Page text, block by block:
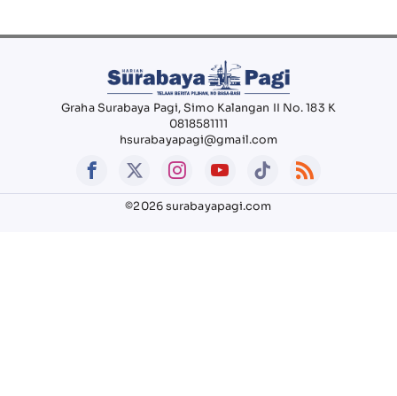
Graha Surabaya Pagi, Simo Kalangan II No. 183 K
0818581111
hsurabayapagi@gmail.com
©2026 surabayapagi.com